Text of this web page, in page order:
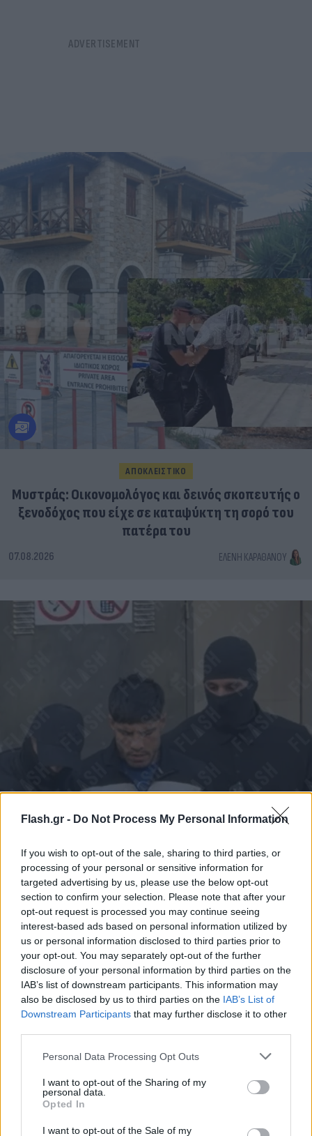
Flash.gr - Do Not Process My Personal Information
If you wish to opt-out of the sale, sharing to third parties, or
processing of your personal or sensitive information for
targeted advertising by us, please use the below opt-out
section to confirm your selection. Please note that after your
opt-out request is processed you may continue seeing
interest-based ads based on personal information utilized by
us or personal information disclosed to third parties prior to
your opt-out. You may separately opt-out of the further
disclosure of your personal information by third parties on the
IAB’s list of downstream participants. This information may
also be disclosed by us to third parties on the IAB’s List of
Downstream Participants that may further disclose it to other
Please note that this website/app uses one or more Google
not limited to your visit or usage behaviour. You may click to
grant or deny consent to Google and its third-party tags to
use your data for below specified purposes in below Google
consent section.
Personal Data Processing Opt Outs
I want to opt-out of the Sharing of my
personal data.
Opted In
I want to opt-out of the Sale of my
ΑΠΟΚΛΕΙΣΤΙΚΟ
Μυστράς: Οικονομολόγος και δεινός σκοπευτής ο
ξενοδόχος που είχε σε καταψύκτη τη σορό του
πατέρα του
07.08.2026 ΕΛΈΝΗ ΚΑΡΑΘΆΝΟΥ
«Ίσως να μην είναι ο ίδιος»: Συγκλονίζουν οι
Αμερικανοί που υιοθέτησαν τον 26χρονο Αφγανό
στη Λέσβο
07.08.2026 ΓΙΏΡΓΟΣ ΓΕΩΡΓΑΚΌΠΟΥΛΟΣ